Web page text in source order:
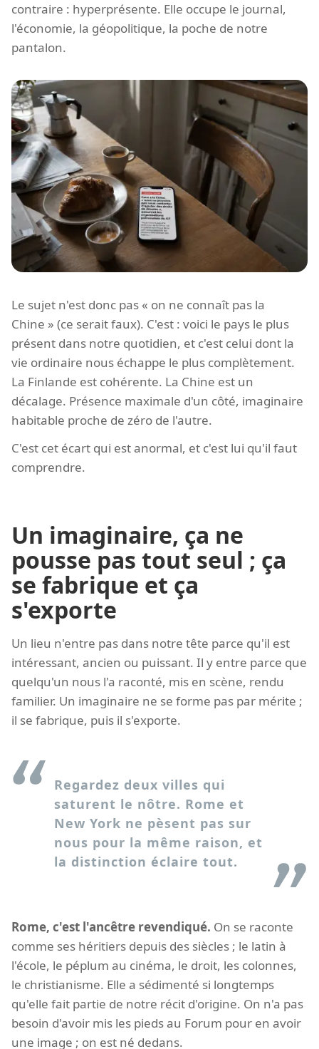
contraire : hyperprésente. Elle occupe le journal,
l'économie, la géopolitique, la poche de notre
pantalon.
Le sujet n'est donc pas « on ne connaît pas la
Chine » (ce serait faux). C'est : voici le pays le plus
présent dans notre quotidien, et c'est celui dont la
vie ordinaire nous échappe le plus complètement.
La Finlande est cohérente. La Chine est un
décalage. Présence maximale d'un côté, imaginaire
habitable proche de zéro de l'autre.
C'est cet écart qui est anormal, et c'est lui qu'il faut
comprendre.
Un imaginaire, ça ne
pousse pas tout seul ; ça
se fabrique et ça
s'exporte
Un lieu n'entre pas dans notre tête parce qu'il est
intéressant, ancien ou puissant. Il y entre parce que
quelqu'un nous l'a raconté, mis en scène, rendu
familier. Un imaginaire ne se forme pas par mérite ;
il se fabrique, puis il s'exporte.
Regardez deux villes qui
saturent le nôtre. Rome et
New York ne pèsent pas sur
nous pour la même raison, et
la distinction éclaire tout.
Rome, c'est l'ancêtre revendiqué. On se raconte
comme ses héritiers depuis des siècles ; le latin à
l'école, le péplum au cinéma, le droit, les colonnes,
le christianisme. Elle a sédimenté si longtemps
qu'elle fait partie de notre récit d'origine. On n'a pas
besoin d'avoir mis les pieds au Forum pour en avoir
une image ; on est né dedans.